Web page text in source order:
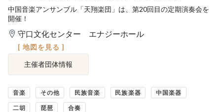
中国音楽アンサンブル「天翔楽団」は、第20回目の定期演奏会を
開催！
守口文化センター エナジーホール
[ 地図を見る ]
主催者団体情報
音楽 その他 民族音楽 民族楽器 中国楽器
二胡 琵琶 合奏